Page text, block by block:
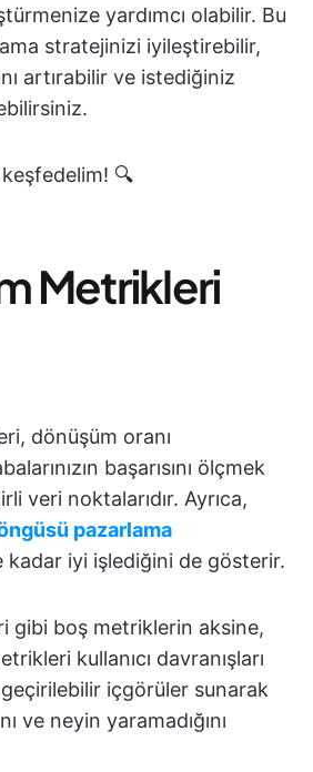
yardımcı olabilir. Bu
stratejinizi iyileştirebilir,
artırabilir ve istediğiniz
🔍
Metrikleri
dönüşüm oranı
başarısını ölçmek
veri noktalarıdır. Ayrıca,
pazarlama
iyi işlediğini de gösterir.
gibi boş metriklerin aksine,
kullanıcı davranışları
içgörüler sunarak
ve neyin yaramadığını